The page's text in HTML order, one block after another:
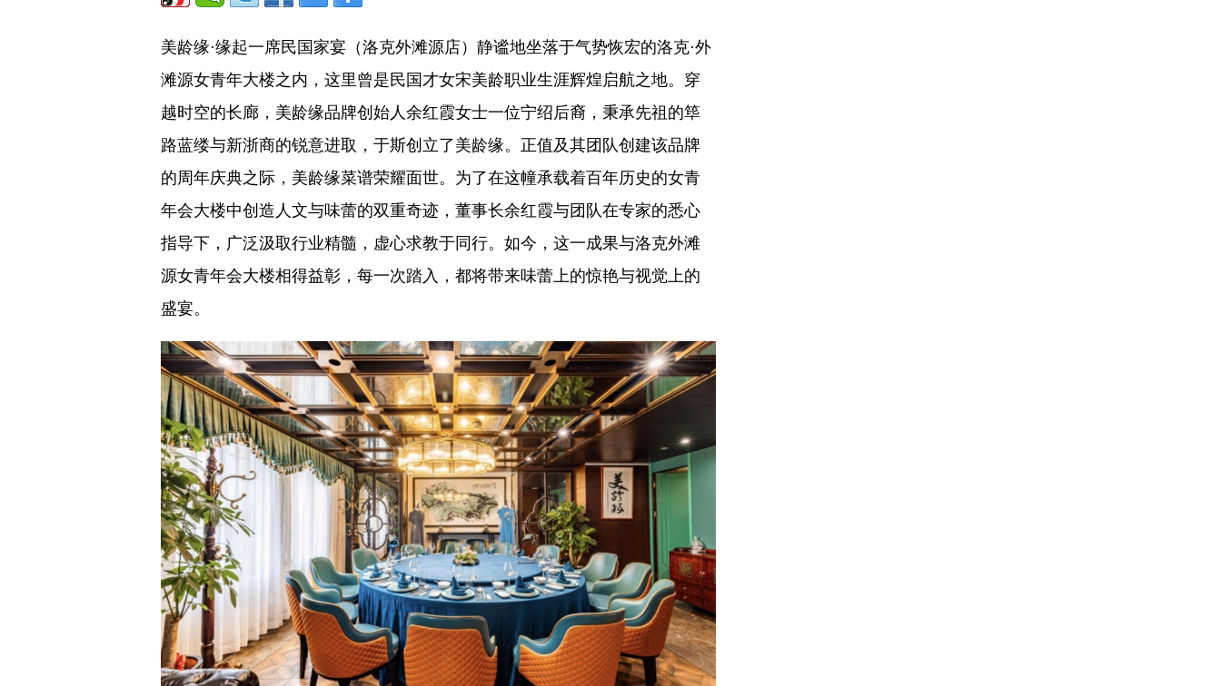
美龄缘·缘起一席民国家宴（洛克外滩源店）静谧地坐落于气势恢宏的洛克·外
滩源女青年大楼之内，这里曾是民国才女宋美龄职业生涯辉煌启航之地。穿
越时空的长廊，美龄缘品牌创始人余红霞女士一位宁绍后裔，秉承先祖的筚
路蓝缕与新浙商的锐意进取，于斯创立了美龄缘。正值及其团队创建该品牌
的周年庆典之际，美龄缘菜谱荣耀面世。为了在这幢承载着百年历史的女青
年会大楼中创造人文与味蕾的双重奇迹，董事长余红霞与团队在专家的悉心
指导下，广泛汲取行业精髓，虚心求教于同行。如今，这一成果与洛克外滩
源女青年会大楼相得益彰，每一次踏入，都将带来味蕾上的惊艳与视觉上的
盛宴。